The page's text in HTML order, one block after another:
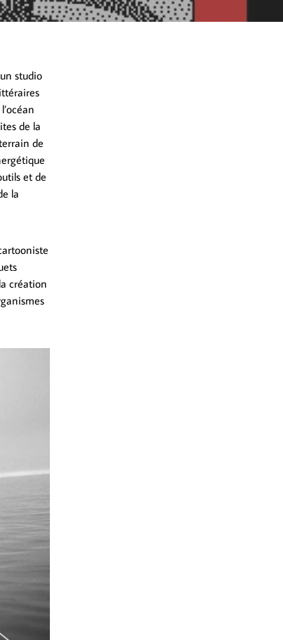
studio
de la
de
et de
la
création